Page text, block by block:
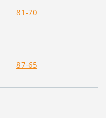
81-70
87-65